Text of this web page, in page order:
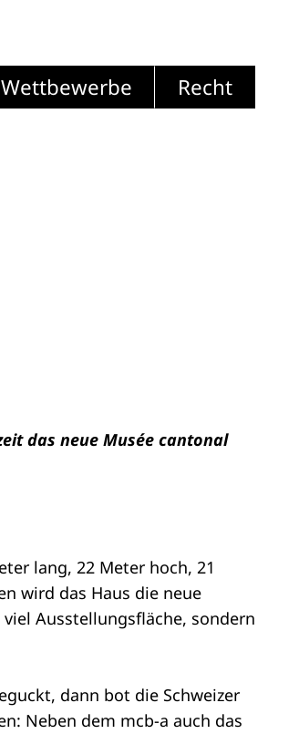
Wettbewerbe Recht
das neue Musée cantonal
lang, 22 Meter hoch, 21
wird das Haus die neue
Ausstellungsfläche, sondern
dann bot die Schweizer
Neben dem mcb-a auch das